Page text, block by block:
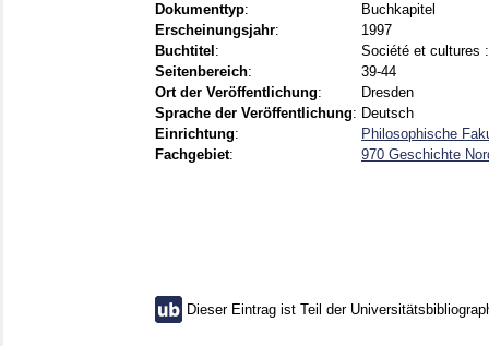
Dokumenttyp:
Buchkapitel
Erscheinungsjahr:
1997
Buchtitel :
Société et cultures
Seitenbereich:
39-44
Ort der Veröffentlichung:
Dresden
Sprache der Veröffentlichung: Deutsch
Einrichtung:
Philosophische
Fachgebiet: 970 Geschichte
Dieser Eintrag ist Teil der